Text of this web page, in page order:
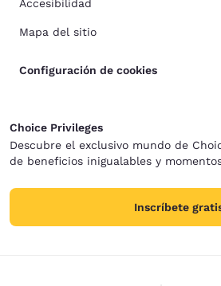
Accesibilidad
Mapa del sitio
Configuración de cookies
Choice Privileges
Descubre el exclusivo mundo de
de beneficios inigualables y
Inscríbete